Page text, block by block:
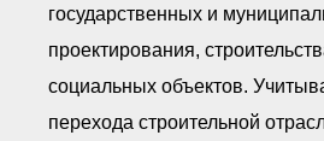
государственных и
проектирования,
социальных объектов.
перехода строительной